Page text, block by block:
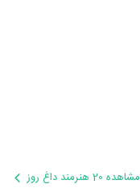
مشاهده 20 هنرمند داغ روز